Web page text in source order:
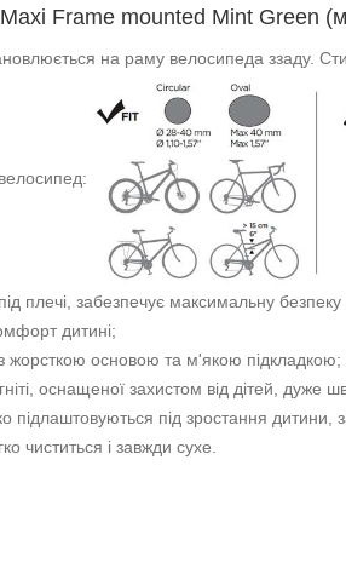
Frame mounted Mint Green
на раму велосипеда ззаду.
плечі, забезпечує максимальну
дитині;
жорсткою основою та м'якою підкладкою;
оснащеної захистом від дітей, дуже
під зростання дитини,
чиститься і завжди сухе.